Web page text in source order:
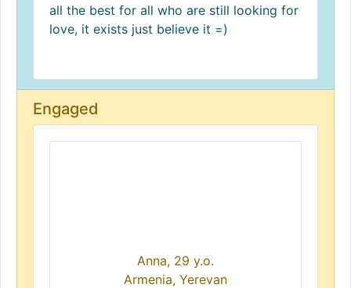
all the best for all who are still looking for
love, it exists just believe it =)
Engaged
Anna, 29 y.o.
Armenia, Yerevan